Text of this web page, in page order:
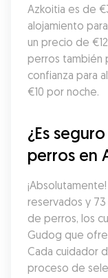
Azkoitia es de
alojamiento
un precio de
perros también
confianza para
€10 por noche.
¿Es
perros en
reservados y
de perros, los
Gudog que
Cada cuidador
proceso de